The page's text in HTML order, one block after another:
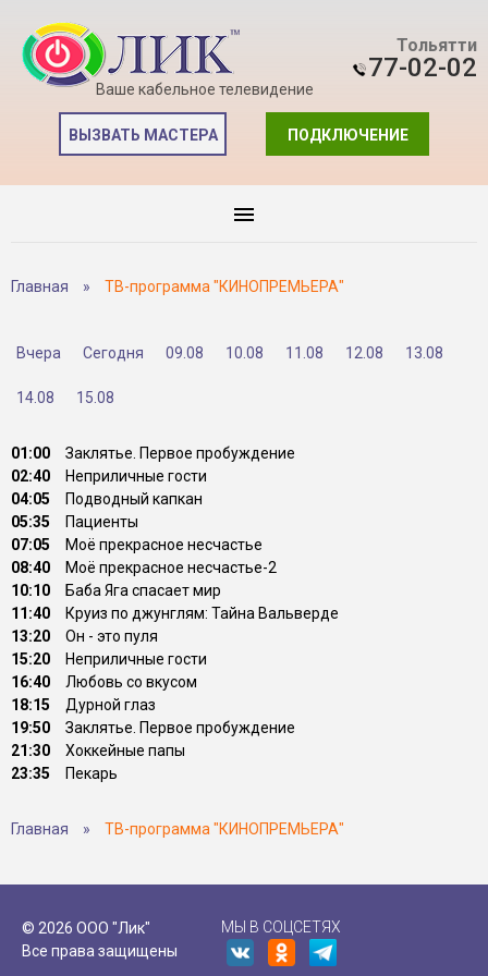
Ваше кабельное телевидение
Тольятти
77-02-02
ПОДКЛЮЧЕНИЕ
ВЫЗВАТЬ МАСТЕРА
Главная » ТВ-программа "КИНОПРЕМЬЕРА"
Вчера Сегодня 09.08 10.08 11.08 12.08 13.08
14.08 15.08
01:00
Заклятье. Первое пробуждение
02:40
Неприличные гости
04:05
Подводный капкан
05:35
Пациенты
07:05
Моё прекрасное несчастье
08:40
Моё прекрасное несчастье-2
10:10
Баба Яга спасает мир
11:40
Круиз по джунглям: Тайна Вальверде
13:20
Он - это пуля
15:20
Неприличные гости
16:40
Любовь со вкусом
18:15
Дурной глаз
19:50
Заклятье. Первое пробуждение
21:30
Хоккейные папы
23:35
Пекарь
Главная » ТВ-программа "КИНОПРЕМЬЕРА"
© 2026 ООО "Лик"
Все права защищены
МЫ В СОЦСЕТЯХ